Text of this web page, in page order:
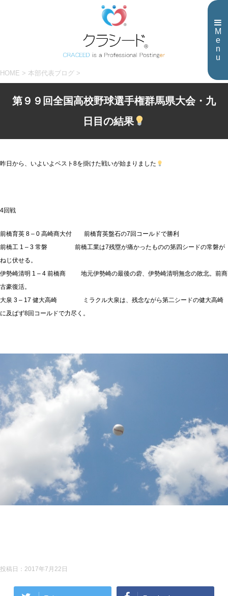
M
e
n
u
HOME > 本部代表ブログ >
第９９回全国高校野球選手権群馬県大会・九
日目の結果
昨日から、いよいよベスト8を掛けた戦いが始まりました
4回戦
前橋育英 8 – 0 高崎商大付 前橋育英盤石の7回コールドで勝利
前橋工 1 – 3 常磐 前橋工業は7残塁が痛かったものの第四シードの常磐が
ねじ伏せる。
伊勢崎清明 1 – 4 前橋商 地元伊勢崎の最後の砦、伊勢崎清明無念の敗北。前商
古豪復活。
大泉 3 – 17 健大高崎 ミラクル大泉は、残念ながら第二シードの健大高崎
に及ばず8回コールドで力尽く。
投稿日： 2017年7月22日